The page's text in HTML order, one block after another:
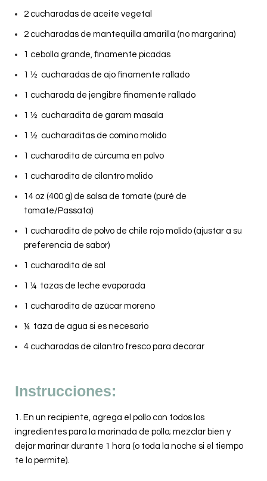
2 cucharadas de aceite vegetal
2 cucharadas de mantequilla amarilla (no margarina)
1 cebolla grande, finamente picadas
1 ½ cucharadas de ajo finamente rallado
1 cucharada de jengibre finamente rallado
1 ½ cucharadita de garam masala
1 ½ cucharaditas de comino molido
1 cucharadita de cúrcuma en polvo
1 cucharadita de cilantro molido
14 oz (400 g) de salsa de tomate (puré de
tomate/Passata)
1 cucharadita de polvo de chile rojo molido (ajustar a su
preferencia de sabor)
1 cucharadita de sal
1 ¼ tazas de leche evaporada
1 cucharadita de azúcar moreno
¼ taza de agua si es necesario
4 cucharadas de cilantro fresco para decorar
Instrucciones:
1. En un recipiente, agrega el pollo con todos los
ingredientes para la marinada de pollo; mezclar bien y
dejar marinar durante 1 hora (o toda la noche si el tiempo
te lo permite).